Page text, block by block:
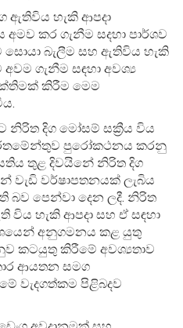
ඇතිවිය හැකි ආපදා
කර ගැනීම සදහා පාර්ශව
සොයා බැලීම සහ ඇතිවිය හැකි
අවම ගැනීම සඳහා අවශ්‍ය
කිරීම මෙම
නිරිත දිග මෝසම් සක්‍රීය විය
පුරෝකථනය කරනු
තුළ දිවයිනේ නිරිත දිග
වැඩි වර්ෂාපතනයක් ලැබිය
පෙන්වා දෙන ලදී. නිරිත
විය හැකි ආපදා සහ ඒ සඳහා
අනුගමනය කළ යුතු
කටයුතු කිරීමේ අවශ්‍යතාව
ආයතන සමග
වැදගත්කම පිළිබදව